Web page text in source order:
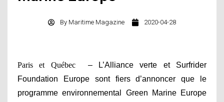
By Maritime Magazine 2020-04-28
Paris et Québec
– L’Alliance verte et Surfrider
Foundation Europe sont fiers d’annoncer que le
programme environnemental Green Marine Europe